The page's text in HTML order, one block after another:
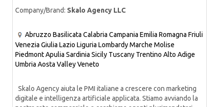
Company/Brand: Skalo Agency LLC
Abruzzo Basilicata Calabria Campania Emilia Romagna Friuli
Venezia Giulia Lazio Liguria LombardyMarche Molise
PiedmontApulia Sardinia Sicily Tuscany Trentino Alto Adige
Umbria Aosta ValleyVeneto
Skalo Agency aiuta le PMI italiane a crescere con marketing
digitale e intelligenza artificiale applicata. Stiamo avviando la